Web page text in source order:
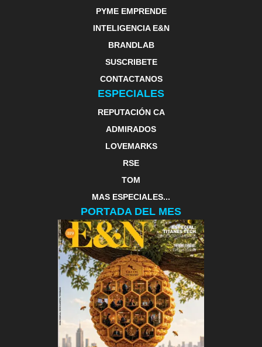
PYME EMPRENDE
INTELIGENCIA E&N
BRANDLAB
SUSCRIBETE
CONTACTANOS
ESPECIALES
REPUTACIÓN CA
ADMIRADOS
LOVEMARKS
RSE
TOM
MAS ESPECIALES...
PORTADA DEL MES